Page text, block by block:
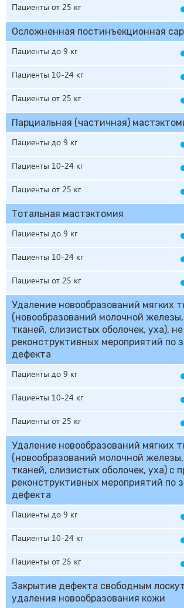
Пациенты от 25 кг
Осложненная постинъекционная
Пациенты до 9 кг
Пациенты 10-24 кг
Пациенты от 25 кг
Парциальная (частичная)
Пациенты до 9 кг
Пациенты 10-24 кг
Пациенты от 25 кг
Тотальная мастэктомия
Пациенты до 9 кг
Пациенты 10-24 кг
Пациенты от 25 кг
Удаление новообразований мягких
(новообразований молочной
тканей, слизистых оболочек, уха),
реконструктивных мероприятий по
дефекта
Пациенты до 9 кг
Пациенты 10-24 кг
Пациенты от 25 кг
Удаление новообразований мягких
(новообразований молочной
тканей, слизистых оболочек, уха) с
реконструктивных мероприятий по
дефекта
Пациенты до 9 кг
Пациенты 10-24 кг
Пациенты от 25 кг
Закрытие дефекта свободным
удаления новообразования кожи